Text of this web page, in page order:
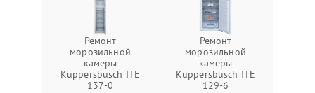
Ремонт
морозильной
камеры
Kuppersbusch ITE
137-0
Ремонт
морозильной
камеры
Kuppersbusch ITE
129-6